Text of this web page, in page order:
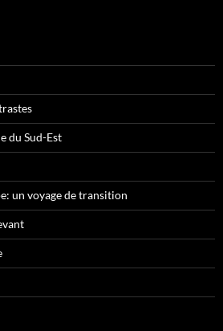
du Sud-Est
un voyage de transition